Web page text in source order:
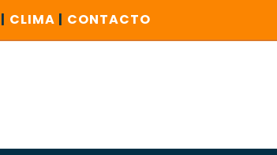
| CLIMA | CONTACTO